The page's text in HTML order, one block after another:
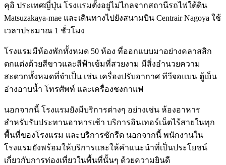
คุอิ ประเทศญี่ปุ่น โรงแรมตั้งอยู่ไม่ไกลจากสถานีรถไฟใต้ดิน
Matsuzakaya-mae และเดินทางไปยังสนามบิน Centrair Nagoya ใช้
เวลาประมาณ 1 ชั่วโมง
โรงแรมมีห้องพักทั้งหมด 50 ห้อง ที่ออกแบบมาอย่างคลาสสิก
ตกแต่งด้วยสีขาวและสีฟ้าเข้มที่สวยงาม มีสิ่งอำนวยความ
สะดวกทั้งหมดที่จำเป็น เช่น เครื่องปรับอากาศ ทีวีจอแบน ตู้เย็น
อ่างอาบน้ำ โทรศัพท์ และเครื่องชงกาแฟ
นอกจากนี้ โรงแรมยังมีบริการต่างๆ อย่างเช่น ห้องอาหาร
สำหรับรับประทานอาหารเช้า บริการอินเทอร์เน็ตไร้สายในทุก
พื้นที่ของโรงแรม และบริการซักรีด นอกจากนี้ พนักงานใน
โรงแรมยังพร้อมให้บริการและให้คำแนะนำที่เป็นประโยชน์
เกี่ยวกับการท่องเที่ยวในพื้นที่นั้นๆ ด้วยความยินดี